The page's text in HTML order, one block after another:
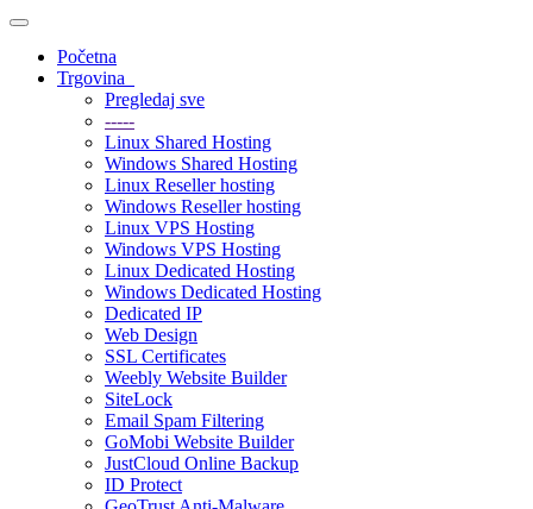
Prebaci
navigacijuPočetna
Trgovina
Pregledaj sve
-----
Linux Shared Hosting
Windows Shared Hosting
Linux Reseller hosting
Windows Reseller hosting
Linux VPS Hosting
Windows VPS Hosting
Linux Dedicated Hosting
Windows Dedicated Hosting
Dedicated IP
Web Design
SSL Certificates
Weebly Website Builder
SiteLock
Email Spam Filtering
GoMobi Website Builder
JustCloud Online Backup
ID Protect